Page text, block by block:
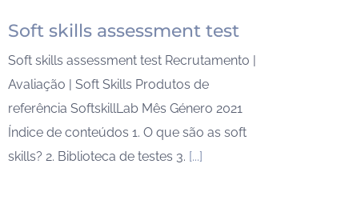
Soft skills assessment test
Soft skills assessment test Recrutamento |
Avaliação | Soft Skills Produtos de
referência SoftskillLab Mês Género 2021
Índice de conteúdos 1. O que são as soft
skills? 2. Biblioteca de testes 3. [...]